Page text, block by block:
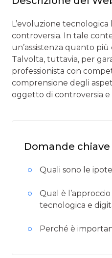
L’evoluzione
controversia. In tale
un’assistenza quanto
Talvolta, tuttavia, per
professionista con
comprensione degli
oggetto di controversia e
Domande chiave
Quali sono le
Qual è
tecnologica e
Perché è